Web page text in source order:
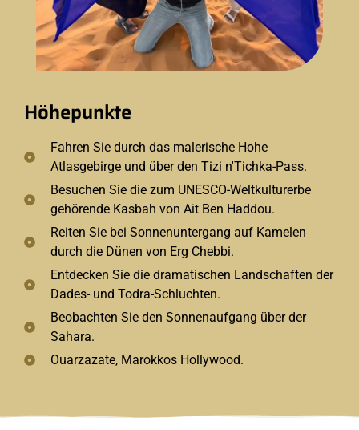
Höhepunkte
Fahren Sie durch das malerische Hohe
Atlasgebirge und über den Tizi n'Tichka-Pass.
Besuchen Sie die zum UNESCO-Weltkulturerbe
gehörende Kasbah von Ait Ben Haddou.
Reiten Sie bei Sonnenuntergang auf Kamelen
durch die Dünen von Erg Chebbi.
Entdecken Sie die dramatischen Landschaften der
Dades- und Todra-Schluchten.
Beobachten Sie den Sonnenaufgang über der
Sahara.
Ouarzazate, Marokkos Hollywood.